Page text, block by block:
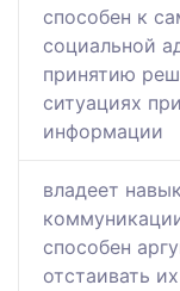
способен к
социальной
принятию
ситуациях
информации
владеет
способен
отстаивать